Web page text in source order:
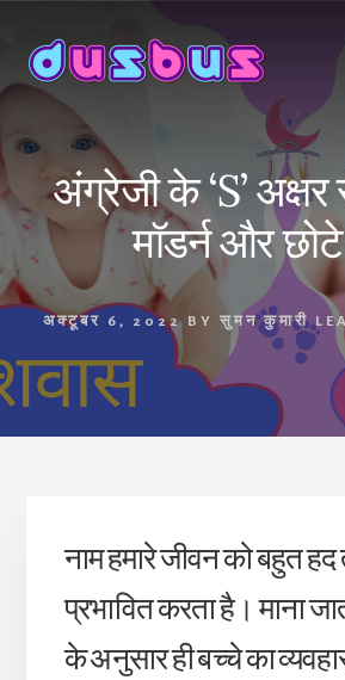
content
अंग्रेजी के ‘S’
मॉडर्न और
अक्टूबर 6, 2022BY सुमन कुमारी
नाम हमारे जीवन को बहुत
प्रभावित करता है। माना
के अनुसार ही बच्चे का